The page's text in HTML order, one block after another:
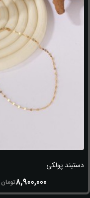
دستبند پولکی
8,900,000تومان